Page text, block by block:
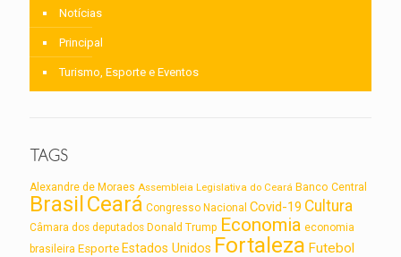
Notícias
Principal
Turismo, Esporte e Eventos
TAGS
Alexandre de Moraes Assembleia Legislativa do Ceará Banco Central
Brasil Ceará Congresso Nacional Covid-19 Cultura
Câmara dos deputados Donald Trump Economia economia
brasileira Esporte Estados Unidos Fortaleza Futebol